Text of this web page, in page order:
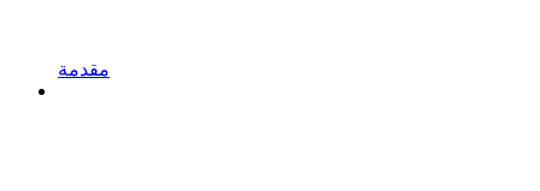
مقدمة